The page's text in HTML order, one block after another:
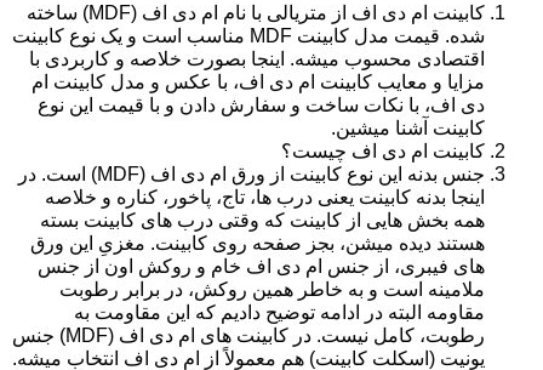
کابینت ام دی اف از متریالی با نام ام دی اف (MDF) ساخته
شده. قیمت مدل کابینت MDF مناسب است و یک نوع کابینت
اقتصادی محسوب میشه. اینجا بصورت خلاصه و کاربردی با
مزایا و معایب کابینت ام دی اف، با عکس و مدل کابینت ام
دی اف، با نکات ساخت و سفارش دادن و با قیمت این نوع
کابینت آشنا میشین.
کابینت ام دی اف چیست؟
جنس بدنه این نوع کابینت از ورق ام دی اف (MDF) است. در
اینجا بدنه کابینت یعنی درب ها، تاج، پاخور، کناره و خلاصه
همه بخش هایی از کابینت که وقتی درب های کابینت بسته
هستند دیده میشن، بجز صفحه روی کابینت. مغزیِ این ورق
های فیبری، از جنس ام دی اف خام و روکش اون از جنس
ملامینه است و به خاطر همین روکش، در برابر رطوبت
مقاومه البته در ادامه توضیح دادیم که این مقاومت به
رطوبت، کامل نیست. در کابینت های ام دی اف (MDF) جنس
یونیت (اسکلت کابینت) هم معمولاً از ام دی اف انتخاب میشه.